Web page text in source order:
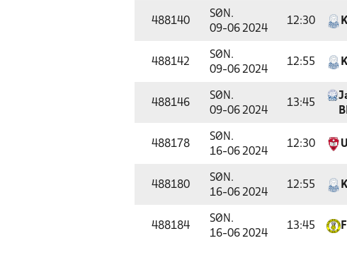
488140
SØN.
09-06 2024
12:30
488142
SØN.
09-06 2024
12:55
488146
SØN.
09-06 2024
13:45
488178
SØN.
16-06 2024
12:30
488180
SØN.
16-06 2024
12:55
488184
SØN.
16-06 2024
13:45